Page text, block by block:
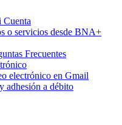
o servicios desde BNA+
Frecuentes
electrónico en Gmail
adhesión a débito